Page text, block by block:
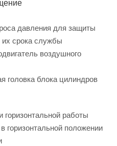
давления для защиты
их срока службы
воздушного
головка блока цилиндров
горизонтальной работы
горизонтальной положении